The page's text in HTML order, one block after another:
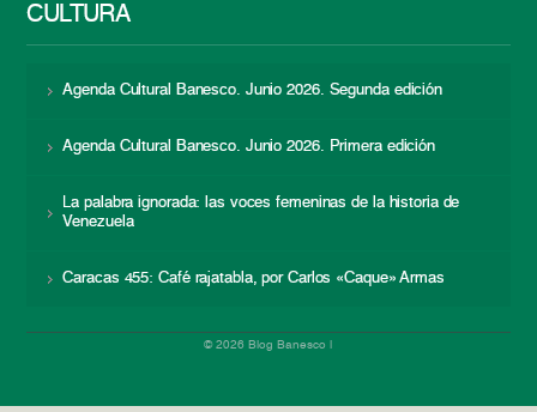
CULTURA
Agenda Cultural Banesco. Junio 2026. Segunda edición
Agenda Cultural Banesco. Junio 2026. Primera edición
La palabra ignorada: las voces femeninas de la historia de
Venezuela
Caracas 455: Café rajatabla, por Carlos «Caque» Armas
© 2026 Blog Banesco |